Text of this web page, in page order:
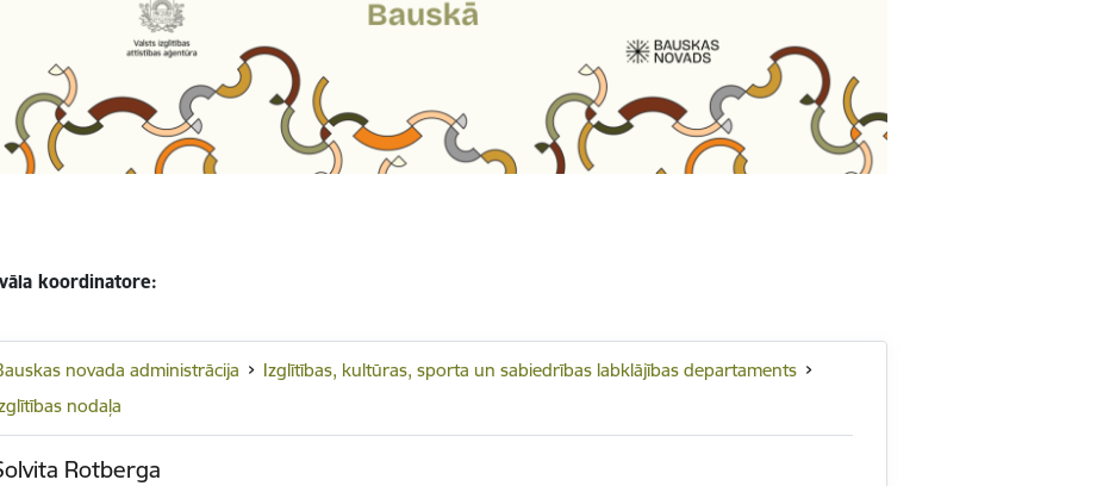
koordinatore:
novada administrācija
Izglītības, kultūras, sporta un sabiedrības labklājības departaments
nodaļa
Rotberga